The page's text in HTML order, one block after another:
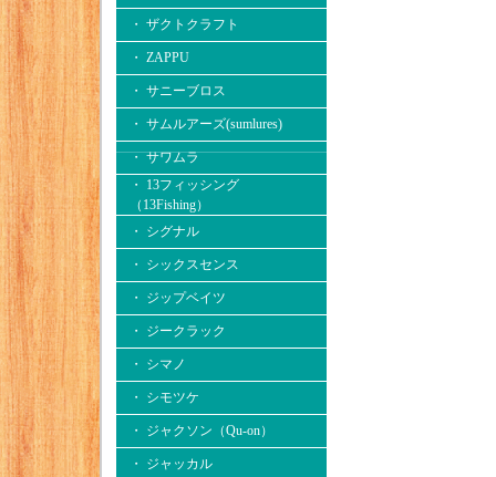
・ ザクトクラフト
・ ZAPPU
・ サニーブロス
・ サムルアーズ(sumlures)
・ サワムラ
・ 13フィッシング
（13Fishing）
・ シグナル
・ シックスセンス
・ ジップベイツ
・ ジークラック
・ シマノ
・ シモツケ
・ ジャクソン（Qu-on）
・ ジャッカル